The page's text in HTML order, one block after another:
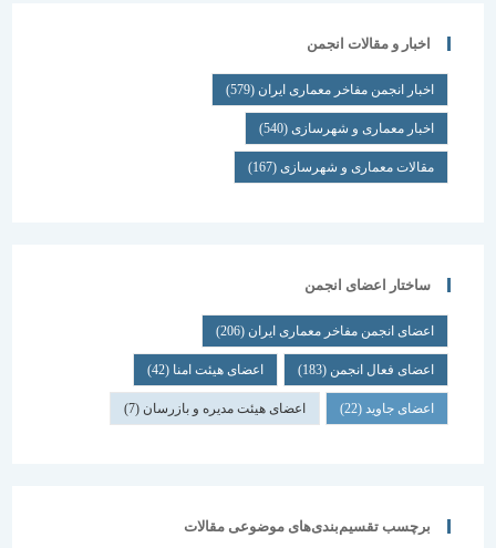
اخبار و مقالات انجمن
اخبار انجمن مفاخر معماری ایران (579)
اخبار معماری و شهرسازی(540)
مقالات معماری و شهرسازی(167)
ساختار اعضای انجمن
اعضای انجمن مفاخر معماری ایران (206)
اعضای فعال انجمن(183) اعضای هیئت امنا(42)
اعضای جاوید(22) اعضای هیئت مدیره و بازرسان(7)
برچسب تقسیم‌بندی‌های موضوعی مقالات